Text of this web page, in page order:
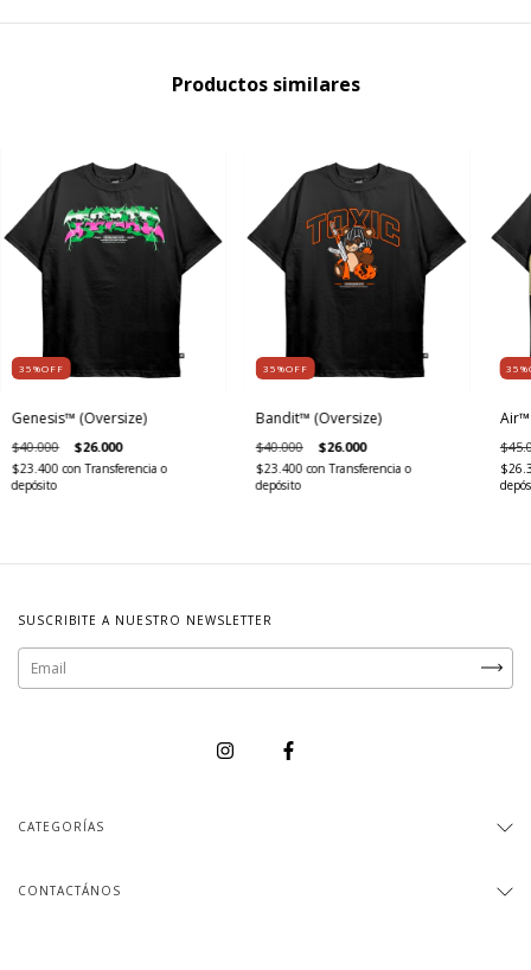
Productos similares
35%OFF
Genesis™ (Oversize)
$40.000 $26.000
$23.400con Transferencia o
depósito
35%OFF
Bandit™ (Oversize)
$40.000 $26.000
$23.400con Transferencia o
depósito
Air™
SUSCRIBITE A NUESTRO NEWSLETTER
CATEGORÍAS
CONTACTÁNOS